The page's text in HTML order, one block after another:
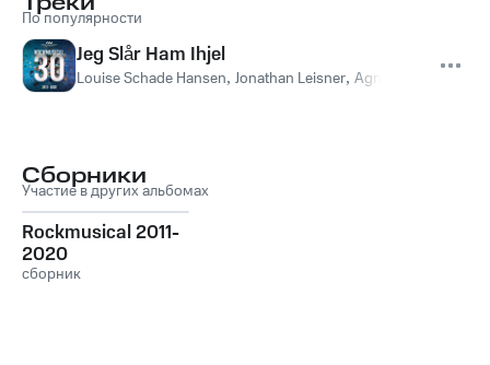
По популярности
Jeg Slår Ham Ihjel
Louise Schade Hansen, Jonathan Leisner, Agnes Jung Lassen
Сборники
Участие в других альбомах
Rockmusical 2011-
2020
сборник